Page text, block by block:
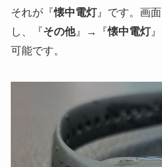
それが『懐中電灯』です。画
し、『その他』→『懐中電灯
可能です。